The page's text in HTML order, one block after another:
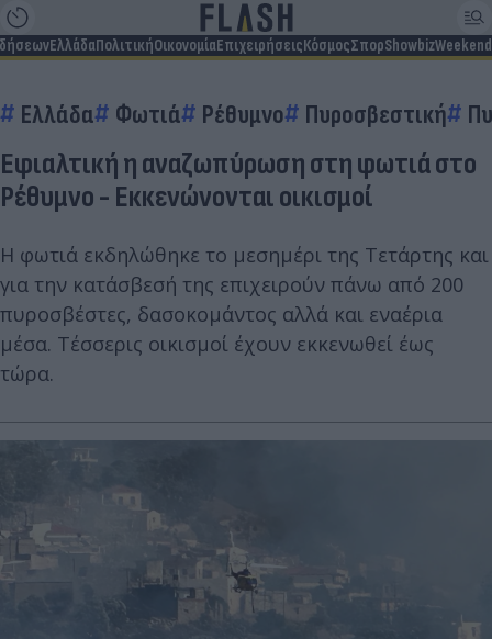
ΕλλάδαΠολιτικήΟικονομίαΕπιχειρήσειςΚόσμοςΣπορShowbizWeekend
Ελλάδα Φωτιά Ρέθυμνο Πυροσβεστική
Εφιαλτική η αναζωπύρωση στη φωτιά στο
Ρέθυμνο - Εκκενώνονται οικισμοί
Η φωτιά εκδηλώθηκε το μεσημέρι της Τετάρτης και
για την κατάσβεσή της επιχειρούν πάνω από 200
πυροσβέστες, δασοκομάντος αλλά και εναέρια
μέσα. Τέσσερις οικισμοί έχουν εκκενωθεί έως
τώρα.